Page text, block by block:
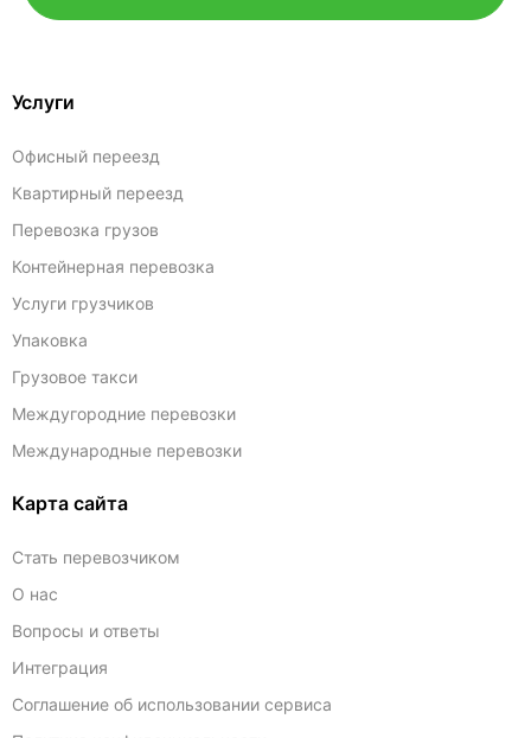
Услуги
Офисный переезд
Квартирный переезд
Перевозка грузов
Контейнерная перевозка
Услуги грузчиков
Упаковка
Грузовое такси
Междугородние перевозки
Международные перевозки
Карта сайта
Стать перевозчиком
О нас
Вопросы и ответы
Интеграция
Соглашение об использовании сервиса